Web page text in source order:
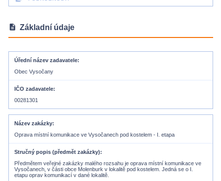
description Základní údaje
Úřední název zadavatele
Obec Vysočany
IČO zadavatele
00281301
Název zakázky
Oprava místní komunikace ve Vysočanech pod kostelem - I. etapa
Stručný popis (předmět zakázky)
Předmětem veřejné zakázky malého rozsahu je oprava místní komunikace ve
Vysočanech, v části obce Molenburk v lokalitě pod kostelem. Jedná se o I.
etapu oprav komunikací v dané lokalitě.